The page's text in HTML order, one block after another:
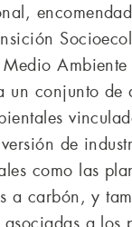
conjunto de
de
como las
a carbón, y